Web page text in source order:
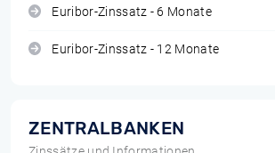
Euribor-Zinssatz - 6 Monate
Euribor-Zinssatz - 12 Monate
ZENTRALBANKEN